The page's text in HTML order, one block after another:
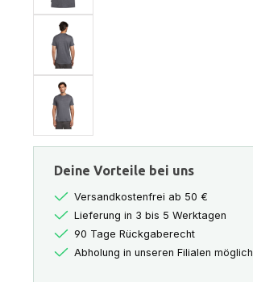
Deine Vorteile bei uns
Versandkostenfrei ab 50 €
Lieferung in 3 bis 5 Werktagen
90 Tage Rückgaberecht
Abholung in unseren Filialen möglich